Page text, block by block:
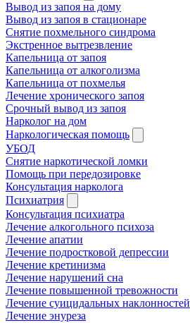
Вывод из запоя на дому
Вывод из запоя в стационаре
Снятие похмельного синдрома
Экстренное вытрезвление
Капельница от запоя
Капельница от алкоголизма
Капельница от похмелья
Лечение хронического запоя
Срочный вывод из запоя
Нарколог на дом
Наркологическая помощь
УБОД
Снятие наркотической ломки
Помощь при передозировке
Консультация нарколога
Психиатрия
Консультация психиатра
Лечение алкогольного психоза
Лечение апатии
Лечение подростковой депрессии
Лечение кретинизма
Лечение нарушений сна
Лечение повышенной тревожности
Лечение суицидальных наклонностей
Лечение энуреза